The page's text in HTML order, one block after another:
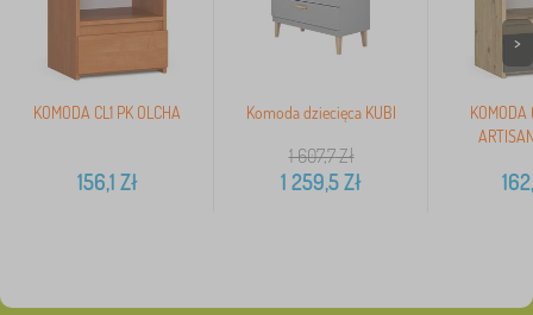
KOMODA CL1 PK OLCHA
156,1 Zł
Komoda dziecięca KUBI
1 607,7Zł
1 259,5Zł
KOMODA
>